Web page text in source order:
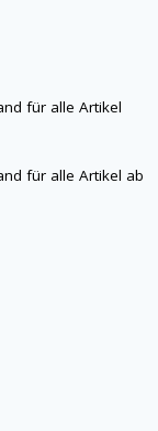
für alle Artikel
für alle Artikel ab